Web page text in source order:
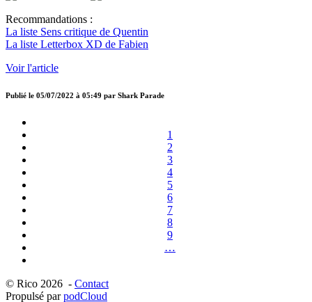
Recommandations :
La liste Sens critique de Quentin
La liste Letterbox XD de Fabien
Voir l'article
Publié le 05/07/2022 à 05:49 par Shark Parade
1
2
3
4
5
6
7
8
9
…
© Rico 2026 - Contact
Propulsé parpodCloud